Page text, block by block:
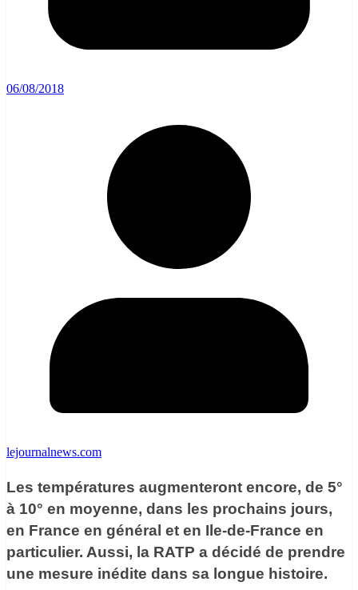
06/08/2018
lejournalnews.com
Les températures augmenteront encore, de 5°
à 10° en moyenne, dans les prochains jours,
en France en général et en Ile-de-France en
particulier. Aussi, la RATP a décidé de prendre
une mesure inédite dans sa longue histoire.